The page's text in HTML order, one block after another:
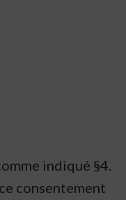
indiqué §4.
consentement